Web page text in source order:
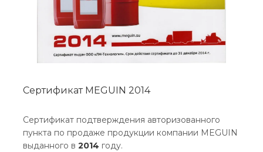
Сертификат MEGUIN 2014
Сертификат подтверждения авторизованного
пункта по продаже продукции компании MEGUIN
выданного в 2014 году.